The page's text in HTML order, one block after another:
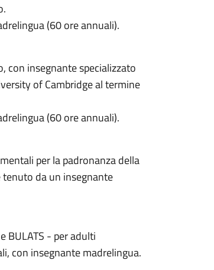
(60 ore annuali).
con insegnante specializzato
of Cambridge al termine
(60 ore annuali).
per la padronanza della
tenuto da un insegnante
BULATS - per adulti
con insegnante madrelingua.